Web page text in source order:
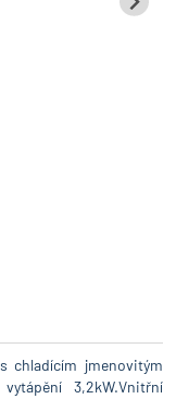
chladícím jmenovitým
3,2kW.Vnitřní